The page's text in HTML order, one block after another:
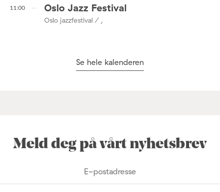
11:00 Oslo Jazz Festival
Oslo jazzfestival / ,
Se hele kalenderen
Meld deg på vårt nyhetsbrev